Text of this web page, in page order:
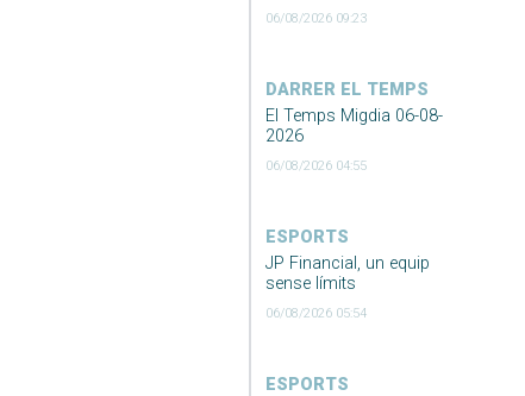
06/08/2026 09:23
DARRER EL TEMPS
El Temps Migdia 06-08-
2026
06/08/2026 04:55
ESPORTS
JP Financial, un equip
sense límits
06/08/2026 05:54
ESPORTS